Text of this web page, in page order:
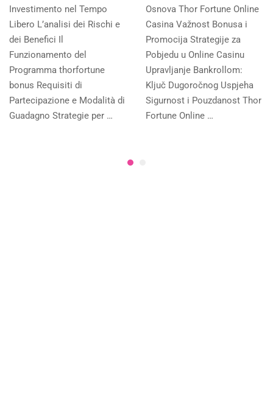
Investimento nel Tempo
Libero L’analisi dei Rischi e
dei Benefici Il
Funzionamento del
Programma thorfortune
bonus Requisiti di
Partecipazione e Modalità di
Guadagno Strategie per …
Osnova Thor Fortune Online
Casina Važnost Bonusa i
Promocija Strategije za
Pobjedu u Online Casinu
Upravljanje Bankrollom:
Ključ Dugoročnog Uspjeha
Sigurnost i Pouzdanost Thor
Fortune Online …